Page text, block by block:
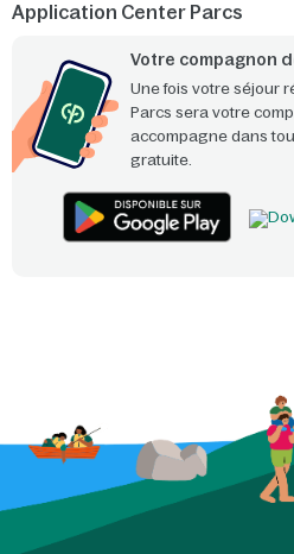
Application Center Parcs
Votre compagnon
Une fois votre séjour
Parcs sera votre
accompagne dans
gratuite.